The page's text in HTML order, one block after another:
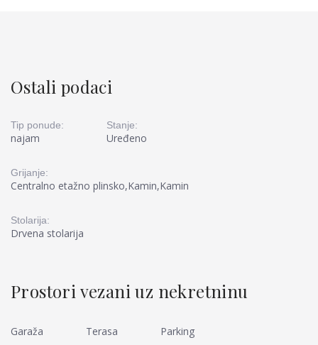
Ostali podaci
Tip ponude:
najam
Stanje:
Uređeno
Grijanje:
Centralno etažno plinsko,Kamin,Kamin
Stolarija:
Drvena stolarija
Prostori vezani uz nekretninu
Garaža Terasa Parking